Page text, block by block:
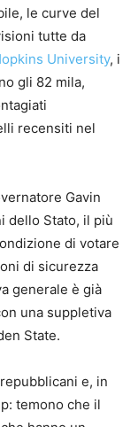
le curve del
tutte da
University, i
gli 82 mila,
recensiti nel
Gavin
dello Stato, il più
di votare
di sicurezza
generale è già
una suppletiva
State.
e, in
temono che il